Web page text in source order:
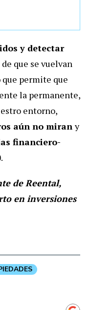
y detectar
que se vuelvan
permite que
la permanente,
entorno,
aún no mirany
financiero-
de Reental,
en inversiones